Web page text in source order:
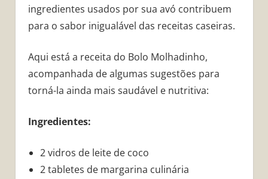
ingredientes usados por sua avó contribuem
para o sabor inigualável das receitas caseiras.
Aqui está a receita do Bolo Molhadinho,
acompanhada de algumas sugestões para
torná-la ainda mais saudável e nutritiva:
Ingredientes:
2 vidros de leite de coco
2 tabletes de margarina culinária